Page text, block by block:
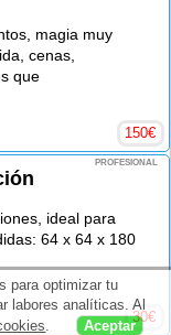
magia muy
cenas,
que
150€
PROFESIONAL
ideal para
64 x 64 x 180
30€
para optimizar tu
labores analíticas. Al
Aceptar